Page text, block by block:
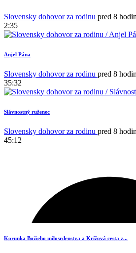
Slovensky dohovor za rodinu pred 8
2:35
Anjel Pána
Slovensky dohovor za rodinu pred 8
35:32
Slávnostný ruženec
Slovensky dohovor za rodinu pred 8
45:12
Korunka Božieho milosrdenstva a Krížová cesta z...